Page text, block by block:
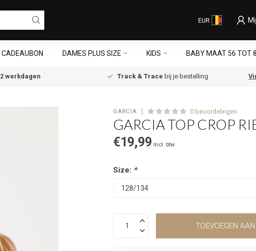
EUR
CADEAUBON DAMES PLUS SIZE KIDS BABY MAAT 56 TOT
2 werkdagen Track & Trace bij je bestelling
GARCIA 0 beoordelingen
GARCIA TOP CROP
€19,99 Incl. btw
Size: *
TOEVOEGEN